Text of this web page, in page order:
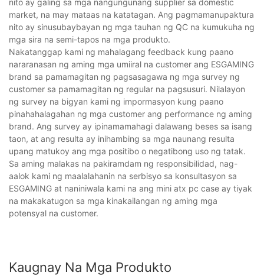
market, na may mataas na katatagan. Ang pagmamanupaktura
nito ay sinusubaybayan ng mga tauhan ng QC na kumukuha ng
mga sira na semi-tapos na mga produkto.
Nakatanggap kami ng mahalagang feedback kung paano
nararanasan ng aming mga umiiral na customer ang ESGAMING
brand sa pamamagitan ng pagsasagawa ng mga survey ng
customer sa pamamagitan ng regular na pagsusuri. Nilalayon
ng survey na bigyan kami ng impormasyon kung paano
pinahahalagahan ng mga customer ang performance ng aming
brand. Ang survey ay ipinamamahagi dalawang beses sa isang
taon, at ang resulta ay inihambing sa mga naunang resulta
upang matukoy ang mga positibo o negatibong uso ng tatak.
Sa aming malakas na pakiramdam ng responsibilidad, nag-
aalok kami ng maalalahanin na serbisyo sa konsultasyon sa
ESGAMING at naniniwala kami na ang mini atx pc case ay tiyak
na makakatugon sa mga kinakailangan ng aming mga
potensyal na customer.
Kaugnay Na Mga Produkto